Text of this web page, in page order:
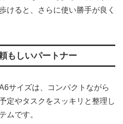
けると、さらに使い勝手が良く
もしいパートナー
サイズは、コンパクトながら
定やタスクをスッキリと整理し
ムです。